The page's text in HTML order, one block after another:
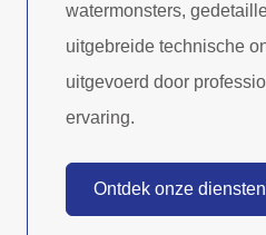
watermonsters,
uitgebreide technische
uitgevoerd door
ervaring.
Ontdek onze diensten